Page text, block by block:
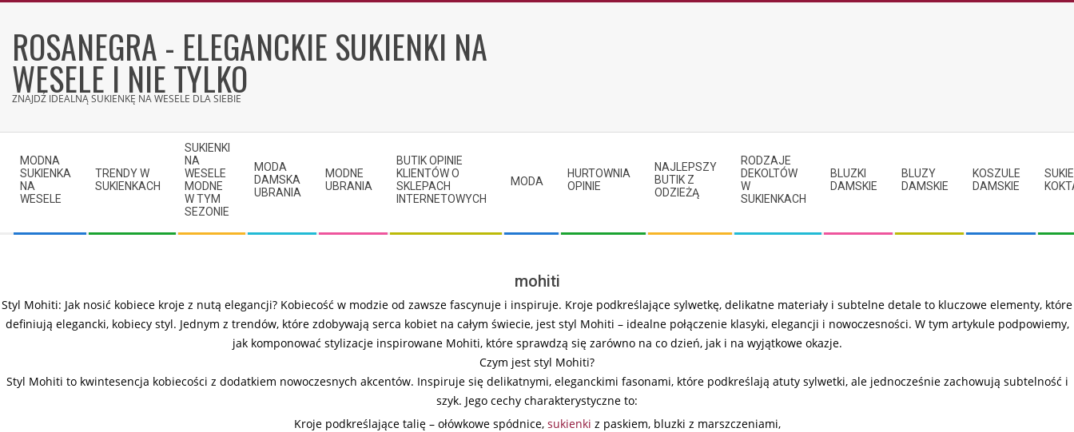
contentROSANEGRA - ELEGANCKIE SUKIENKI NA
WESELE I NIE TYLKO
ZNAJDŹ IDEALNĄ SUKIENKĘ NA WESELE DLA SIEBIE
Navigation
Menu
MODNA
SUKIENKA
NA
WESELE
TRENDY W
SUKIENKACH
SUKIENKI
NA
WESELE
MODNE
W TYM
SEZONIE
MODA
DAMSKA
UBRANIA
MODNE
UBRANIA
BUTIK OPINIE
KLIENTÓW O
SKLEPACH
INTERNETOWYCH
MODA
HURTOWNIA
OPINIE
NAJLEPSZY
BUTIK Z
ODZIEŻĄ
RODZAJE
DEKOLTÓW
W
SUKIENKACH
BLUZKI
DAMSKIE
BLUZY
DAMSKIE
KOSZULE
DAMSKIE
mohiti
Styl Mohiti: Jak nosić kobiece kroje z nutą elegancji? Kobiecość w modzie od zawsze fascynuje i inspiruje. Kroje podkreślające sylwetkę, delikatne materiały i subtelne detale to kluczowe elementy, które
definiują elegancki, kobiecy styl. Jednym z trendów, które zdobywają serca kobiet na całym świecie, jest styl Mohiti – idealne połączenie klasyki, elegancji i nowoczesności. W tym artykule podpowiemy,
jak komponować stylizacje inspirowane Mohiti, które sprawdzą się zarówno na co dzień, jak i na wyjątkowe okazje.
Czym jest styl Mohiti?
Styl Mohiti to kwintesencja kobiecości z dodatkiem nowoczesnych akcentów. Inspiruje się delikatnymi, eleganckimi fasonami, które podkreślają atuty sylwetki, ale jednocześnie zachowują subtelność i
szyk. Jego cechy charakterystyczne to:
Kroje podkreślające talię – ołówkowe spódnice, sukienki z paskiem, bluzki z marszczeniami,